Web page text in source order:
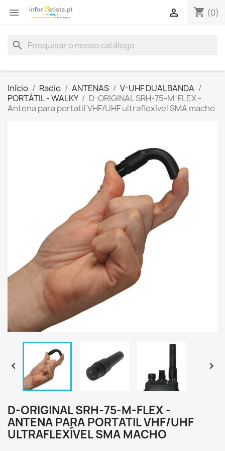
 shopping_cart (0)

search
Início Radio ANTENAS
V-UHF DUALBANDA
PORTÁTIL - WALKY
D-ORIGINAL SRH-75-M-FLEX -
Antena para portatil VHF/UHF ultraflexível SMA macho
 
D-ORIGINAL SRH-75-M-FLEX -
ANTENA PARA PORTATIL VHF/UHF
ULTRAFLEXÍVEL SMA MACHO